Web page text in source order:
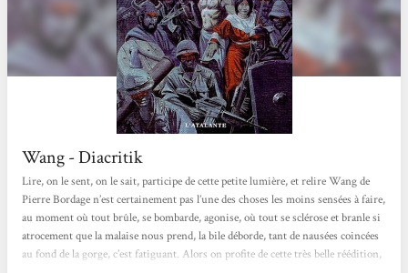
Wang - Diacritik
Lire, on le sent, on le sait, participe de cette petite lumière, et relire Wang de
Pierre Bordage n’est certainement pas l’une des choses les moins sensées à faire,
au moment où tout brûle, se bombarde, agonise, où tout se sclérose et branle si
atrocement que la malaise nous prend, la bile déborde, tant de nausées coincées
au fond de la gorge, c’est fatiguant. Alors on profite de cette très belle réédition,